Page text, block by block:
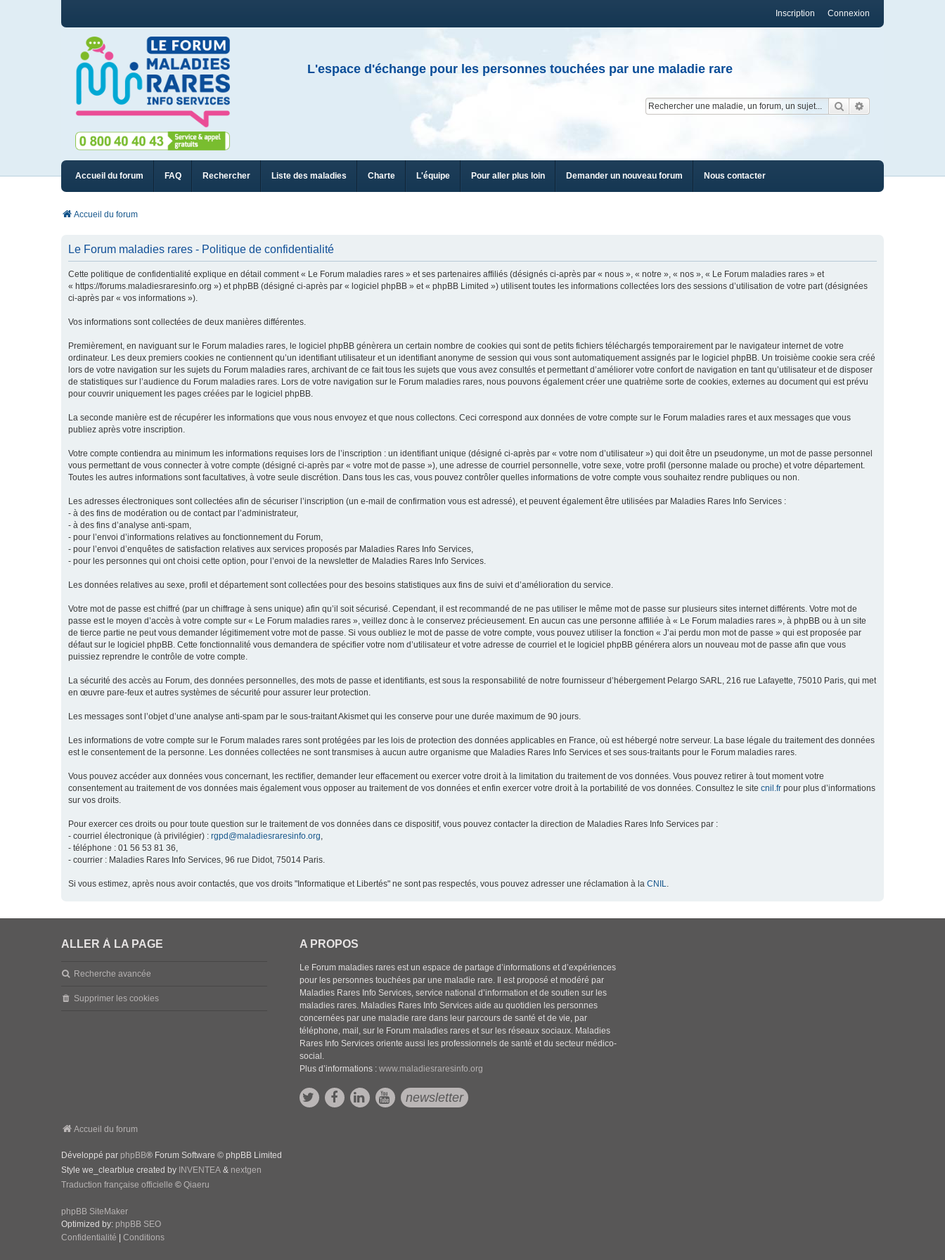
Connexion
Inscription
L'espace d'échange pour les personnes touchées par une maladie rare
Rechercher
Accueil du forum FAQ Rechercher Liste des maladies Charte L'équipe Pour aller plus loin Demander un nouveau forum Nous contacter
Accueil du forum
Le Forum maladies rares - Politique de confidentialité
Cette politique de confidentialité explique en détail comment « Le Forum maladies rares » et ses partenaires affiliés (désignés ci-après par « nous », « notre », « nos », « Le Forum maladies rares » et
« https://forums.maladiesraresinfo.org ») et phpBB (désigné ci-après par « logiciel phpBB » et « phpBB Limited ») utilisent toutes les informations collectées lors des sessions d’utilisation de votre part (désignées
ci-après par « vos informations »).
Vos informations sont collectées de deux manières différentes.
Premièrement, en naviguant sur le Forum maladies rares, le logiciel phpBB génèrera un certain nombre de cookies qui sont de petits fichiers téléchargés temporairement par le navigateur internet de votre
ordinateur. Les deux premiers cookies ne contiennent qu’un identifiant utilisateur et un identifiant anonyme de session qui vous sont automatiquement assignés par le logiciel phpBB. Un troisième cookie sera créé
lors de votre navigation sur les sujets du Forum maladies rares, archivant de ce fait tous les sujets que vous avez consultés et permettant d’améliorer votre confort de navigation en tant qu’utilisateur et de disposer
de statistiques sur l’audience du Forum maladies rares. Lors de votre navigation sur le Forum maladies rares, nous pouvons également créer une quatrième sorte de cookies, externes au document qui est prévu
pour couvrir uniquement les pages créées par le logiciel phpBB.
La seconde manière est de récupérer les informations que vous nous envoyez et que nous collectons. Ceci correspond aux données de votre compte sur le Forum maladies rares et aux messages que vous
publiez après votre inscription.
Votre compte contiendra au minimum les informations requises lors de l’inscription : un identifiant unique (désigné ci-après par « votre nom d’utilisateur ») qui doit être un pseudonyme, un mot de passe personnel
vous permettant de vous connecter à votre compte (désigné ci-après par « votre mot de passe »), une adresse de courriel personnelle, votre sexe, votre profil (personne malade ou proche) et votre département.
Toutes les autres informations sont facultatives, à votre seule discrétion. Dans tous les cas, vous pouvez contrôler quelles informations de votre compte vous souhaitez rendre publiques ou non.
Les adresses électroniques sont collectées afin de sécuriser l’inscription (un e-mail de confirmation vous est adressé), et peuvent également être utilisées par Maladies Rares Info Services :
- à des fins de modération ou de contact par l’administrateur,
- à des fins d’analyse anti-spam,
- pour l’envoi d’informations relatives au fonctionnement du Forum,
- pour l’envoi d’enquêtes de satisfaction relatives aux services proposés par Maladies Rares Info Services,
- pour les personnes qui ont choisi cette option, pour l’envoi de la newsletter de Maladies Rares Info Services.
Les données relatives au sexe, profil et département sont collectées pour des besoins statistiques aux fins de suivi et d’amélioration du service.
Votre mot de passe est chiffré (par un chiffrage à sens unique) afin qu’il soit sécurisé. Cependant, il est recommandé de ne pas utiliser le même mot de passe sur plusieurs sites internet différents. Votre mot de
passe est le moyen d’accès à votre compte sur « Le Forum maladies rares », veillez donc à le conservez précieusement. En aucun cas une personne affiliée à « Le Forum maladies rares », à phpBB ou à un site
de tierce partie ne peut vous demander légitimement votre mot de passe. Si vous oubliez le mot de passe de votre compte, vous pouvez utiliser la fonction « J’ai perdu mon mot de passe » qui est proposée par
défaut sur le logiciel phpBB. Cette fonctionnalité vous demandera de spécifier votre nom d’utilisateur et votre adresse de courriel et le logiciel phpBB générera alors un nouveau mot de passe afin que vous
puissiez reprendre le contrôle de votre compte.
La sécurité des accès au Forum, des données personnelles, des mots de passe et identifiants, est sous la responsabilité de notre fournisseur d’hébergement Pelargo SARL, 216 rue Lafayette, 75010 Paris, qui met
en œuvre pare-feux et autres systèmes de sécurité pour assurer leur protection.
Les messages sont l’objet d’une analyse anti-spam par le sous-traitant Akismet qui les conserve pour une durée maximum de 90 jours.
Les informations de votre compte sur le Forum malades rares sont protégées par les lois de protection des données applicables en France, où est hébergé notre serveur. La base légale du traitement des données
est le consentement de la personne. Les données collectées ne sont transmises à aucun autre organisme que Maladies Rares Info Services et ses sous-traitants pour le Forum maladies rares.
Vous pouvez accéder aux données vous concernant, les rectifier, demander leur effacement ou exercer votre droit à la limitation du traitement de vos données. Vous pouvez retirer à tout moment votre
consentement au traitement de vos données mais également vous opposer au traitement de vos données et enfin exercer votre droit à la portabilité de vos données. Consultez le site cnil.fr pour plus d’informations
sur vos droits.
Pour exercer ces droits ou pour toute question sur le traitement de vos données dans ce dispositif, vous pouvez contacter la direction de Maladies Rares Info Services par :
- courriel électronique (à privilégier) : rgpd@maladiesraresinfo.org,
- téléphone : 01 56 53 81 36,
- courrier : Maladies Rares Info Services, 96 rue Didot, 75014 Paris.
Si vous estimez, après nous avoir contactés, que vos droits "Informatique et Libertés" ne sont pas respectés, vous pouvez adresser une réclamation à la CNIL.
ALLER À LA PAGE
Recherche avancée
Supprimer les cookies
A PROPOS
Le Forum maladies rares est un espace de partage d’informations et d’expériences
pour les personnes touchées par une maladie rare. Il est proposé et modéré par
Maladies Rares Info Services, service national d’information et de soutien sur les
maladies rares. Maladies Rares Info Services aide au quotidien les personnes
concernées par une maladie rare dans leur parcours de santé et de vie, par
téléphone, mail, sur le Forum maladies rares et sur les réseaux sociaux. Maladies
Rares Info Services oriente aussi les professionnels de santé et du secteur médico-
social.
Plus d’informations :www.maladiesraresinfo.org
newsletter
Accueil du forum
Développé par phpBB® Forum Software © phpBB Limited
Style we_clearblue created by INVENTEA & nextgen
Traduction française officielle © Qiaeru
phpBB SiteMaker
Optimized by: phpBB SEO
Confidentialité
Conditions